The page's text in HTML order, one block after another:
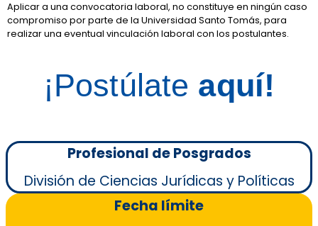
Aplicar a una convocatoria laboral, no constituye en ningún caso
compromiso por parte de la Universidad Santo Tomás, para
realizar una eventual vinculación laboral con los postulantes.
¡Postúlate aquí!
Profesional de Posgrados
División de Ciencias Jurídicas y Políticas
Fecha límite